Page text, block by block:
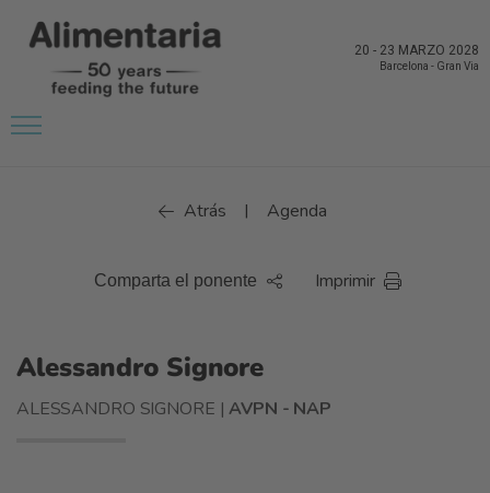
20 - 23 MARZO 2028
Barcelona - Gran Via
Atrás | Agenda
Comparta el ponente Imprimir
Alessandro Signore
ALESSANDRO SIGNORE |AVPN - NAP